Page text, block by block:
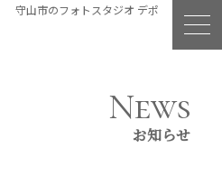
守山市のフォトスタジオ デポ
News
お知らせ